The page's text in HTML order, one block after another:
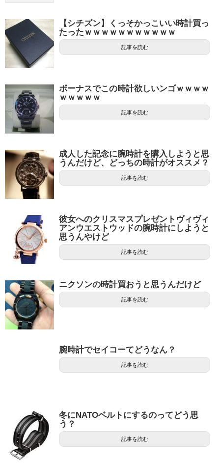
【シチズン】くっそかっこいい時計買っ
たったｗｗｗｗｗｗｗｗｗｗｗ
記事を読む
ボーナスでこの時計欲しいンゴｗｗｗｗ
ｗｗｗｗｗ
記事を読む
成人した記念に腕時計を購入しようと思
うんだけど、どっちの時計がオススメ？
記事を読む
彼女へのクリスマスプレゼントヴィヴィ
アンウエストウッドの腕時計にしようと
思うんやけど
記事を読む
ニクソンの時計買おうと思うんだけど
記事を読む
腕時計でセイコーてどうなん？
記事を読む
冬にNATOベルトにするのってどう思
う？
記事を読む